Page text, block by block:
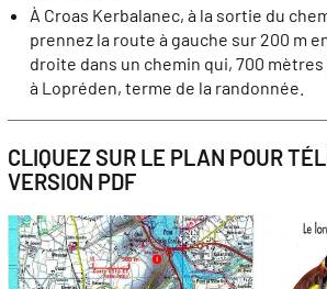
À Croas Kerbalanec, à la sortie du
prennez la route à gauche sur 200 m
droite dans un chemin qui, 700
à Lopréden, terme de la randonnée.
CLIQUEZ SUR LE PLAN POUR
VERSION PDF